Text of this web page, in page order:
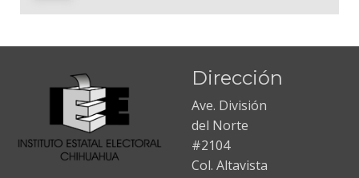
Dirección
Ave. División
del Norte
#2104
Col. Altavista